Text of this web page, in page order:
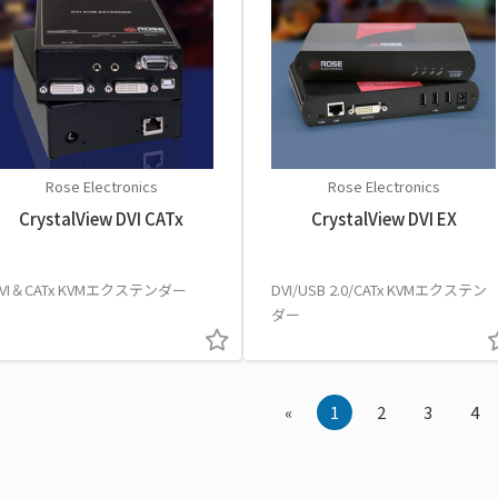
Rose Electronics
CrystalView DVI CATx
＆CATx KVMエクステンダー
Rose Electronics
CrystalView DVI EX
DVI/USB 2.0/CATx KVMエクステン
ダー
« 1 2 3 4